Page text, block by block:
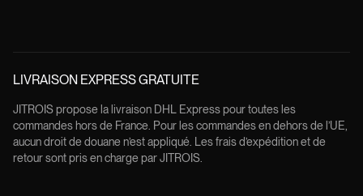
LIVRAISON EXPRESS GRATUITE
JITROIS propose la livraison DHL Express pour toutes les
commandes hors de France. Pour les commandes en dehors de l’UE,
aucun droit de douane n’est appliqué. Les frais d’expédition et de
retour sont pris en charge par JITROIS.